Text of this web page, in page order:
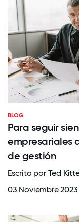
BLOG
Para seguir
empresariales
de gestión
Escrito por Ted
03 Noviembre 2023